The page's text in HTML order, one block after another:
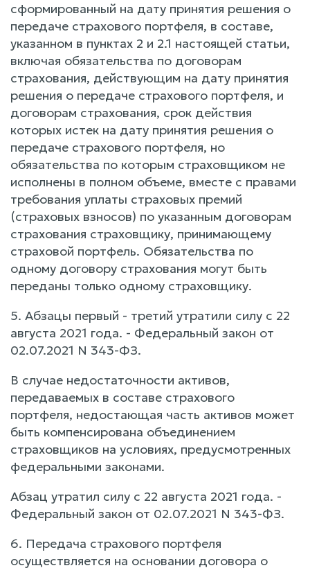
сформированный на дату принятия решения о
передаче страхового портфеля, в составе,
указанном в пунктах 2 и 2.1 настоящей статьи,
включая обязательства по договорам
страхования, действующим на дату принятия
решения о передаче страхового портфеля, и
договорам страхования, срок действия
которых истек на дату принятия решения о
передаче страхового портфеля, но
обязательства по которым страховщиком не
исполнены в полном объеме, вместе с правами
требования уплаты страховых премий
(страховых взносов) по указанным договорам
страхования страховщику, принимающему
страховой портфель. Обязательства по
одному договору страхования могут быть
переданы только одному страховщику.
5. Абзацы первый - третий утратили силу с 22
августа 2021 года. - Федеральный закон от
02.07.2021 N 343-ФЗ.
В случае недостаточности активов,
передаваемых в составе страхового
портфеля, недостающая часть активов может
быть компенсирована объединением
страховщиков на условиях, предусмотренных
федеральными законами.
Абзац утратил силу с 22 августа 2021 года. -
Федеральный закон от 02.07.2021 N 343-ФЗ.
6. Передача страхового портфеля
осуществляется на основании договора о